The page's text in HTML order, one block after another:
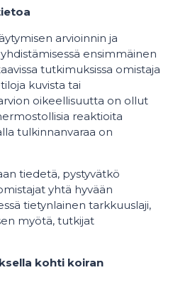
arvioinnin ja
ensimmäinen
tutkimuksissa omistaja
kuvista tai
oikeellisuutta on ollut
reaktioita
tulkinnanvaraa on
tiedetä, pystyvätkö
yhtä hyvään
tietynlainen tarkkuuslaji,
myötä, tutkijat
kohti koiran